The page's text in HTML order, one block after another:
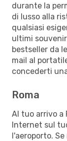
durante la
di lusso alla
qualsiasi
ultimi
bestseller da
mail al
concederti
Roma
Al tuo arrivo a
Internet sul
l'aeroporto.